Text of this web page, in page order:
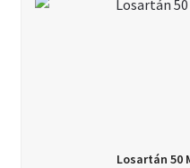
Losartán 50